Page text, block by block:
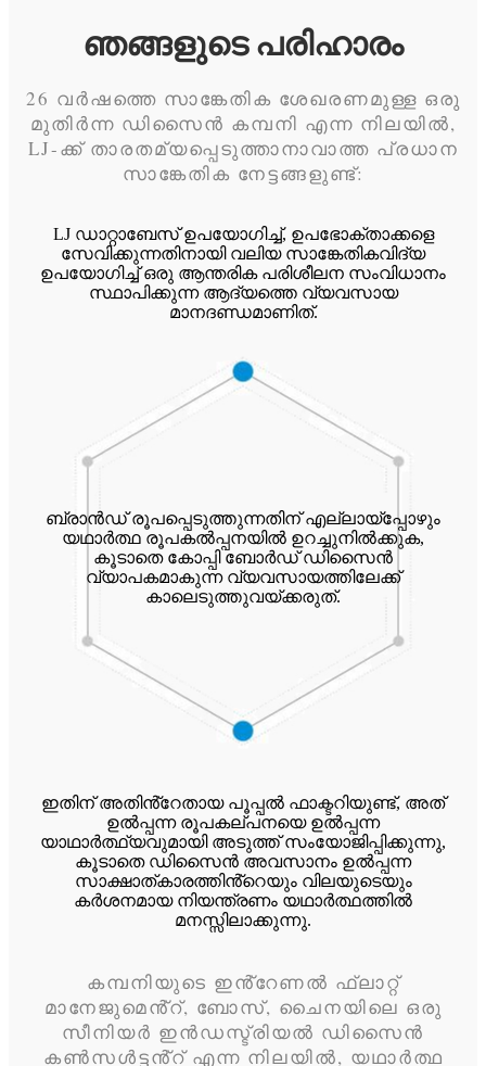
ഞങ്ങളുടെ പരിഹാരം
26 വർഷത്തെ സാങ്കേതിക ശേഖരണമുള്ള ഒരു
മുതിർന്ന ഡിസൈൻ കമ്പനി എന്ന നിലയിൽ,
LJ-ക്ക് താരതമ്യപ്പെടുത്താനാവാത്ത പ്രധാന
സാങ്കേതിക നേട്ടങ്ങളുണ്ട്:
LJ ഡാറ്റാബേസ് ഉപയോഗിച്ച്, ഉപഭോക്താക്കളെ
സേവിക്കുന്നതിനായി വലിയ സാങ്കേതികവിദ്യ
ഉപയോഗിച്ച് ഒരു ആന്തരിക പരിശീലന സംവിധാനം
സ്ഥാപിക്കുന്ന ആദ്യത്തെ വ്യവസായ
മാനദണ്ഡമാണിത്.
ബ്രാൻഡ് രൂപപ്പെടുത്തുന്നതിന് എല്ലായ്പ്പോഴും
യഥാർത്ഥ രൂപകൽപ്പനയിൽ ഉറച്ചുനിൽക്കുക,
കൂടാതെ കോപ്പി ബോർഡ് ഡിസൈൻ
വ്യാപകമാകുന്ന വ്യവസായത്തിലേക്ക്
കാലെടുത്തുവയ്ക്കരുത്.
ഇതിന് അതിൻ്റേതായ പൂപ്പൽ ഫാക്ടറിയുണ്ട്, അത്
ഉൽപ്പന്ന രൂപകല്പനയെ ഉൽപ്പന്ന
യാഥാർത്ഥ്യവുമായി അടുത്ത് സംയോജിപ്പിക്കുന്നു,
കൂടാതെ ഡിസൈൻ അവസാനം ഉൽപ്പന്ന
സാക്ഷാത്കാരത്തിൻ്റെയും വിലയുടെയും
കർശനമായ നിയന്ത്രണം യഥാർത്ഥത്തിൽ
മനസ്സിലാക്കുന്നു.
കമ്പനിയുടെ ഇൻ്റേണൽ ഫ്ലാറ്റ്
മാനേജുമെൻ്റ്, ബോസ്, ചൈനയിലെ ഒരു
സീനിയർ ഇൻഡസ്ട്രിയൽ ഡിസൈൻ
കൺസൾട്ടൻ്റ് എന്ന നിലയിൽ, യഥാർത്ഥ